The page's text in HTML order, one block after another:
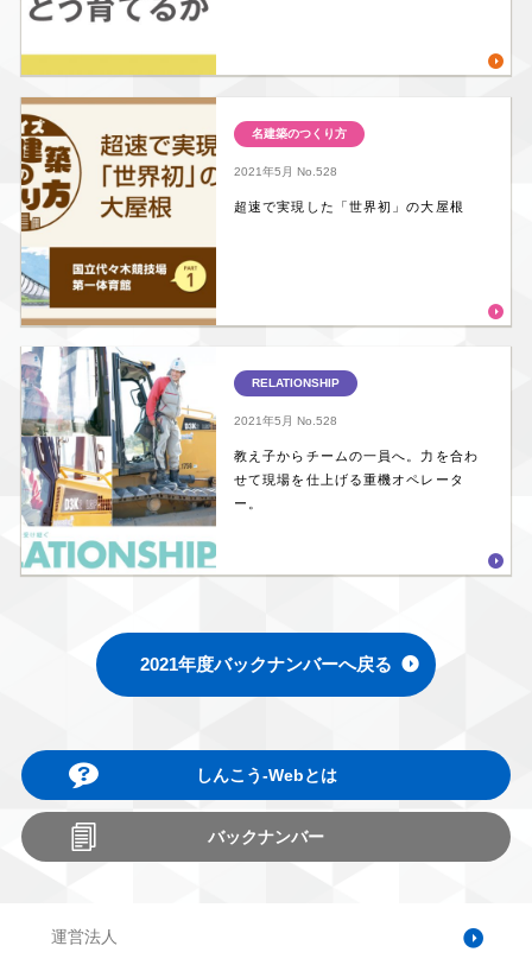
名建築のつくり方
2021年5月 No.528
超速で実現した「世界初」の大屋根
RELATIONSHIP
2021年5月 No.528
教え子からチームの一員へ。力を合わ
せて現場を仕上げる重機オペレータ
ー。
2021年度バックナンバーへ戻る
しんこう-Webとは
バックナンバー
運営法人